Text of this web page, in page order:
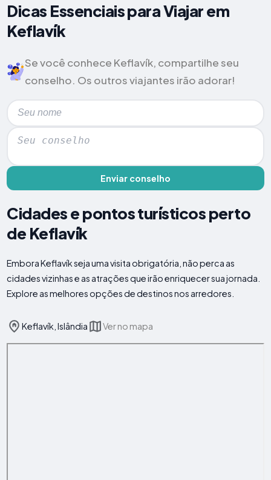
Dicas Essenciais para Viajar em
Keflavík
Se você conhece Keflavík, compartilhe seu
conselho. Os outros viajantes irão adorar!
Enviar conselho
Cidades e pontos turísticos perto
de Keflavík
Embora Keflavík seja uma visita obrigatória, não perca as
cidades vizinhas e as atrações que irão enriquecer sua jornada.
Explore as melhores opções de destinos nos arredores.
Keflavík, Islândia Ver no mapa